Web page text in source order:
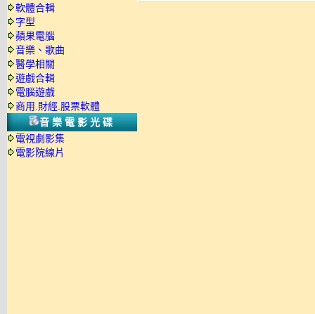
軟體合輯
字型
蘋果電腦
音樂、歌曲
醫學相關
遊戲合輯
電腦遊戲
商用.財經.股票軟體
音樂電影光碟
電視劇影集
電影院線片